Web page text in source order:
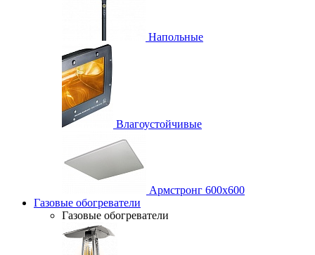
Напольные
Влагоустойчивые
Армстронг 600х600
Газовые обогреватели
Газовые обогреватели